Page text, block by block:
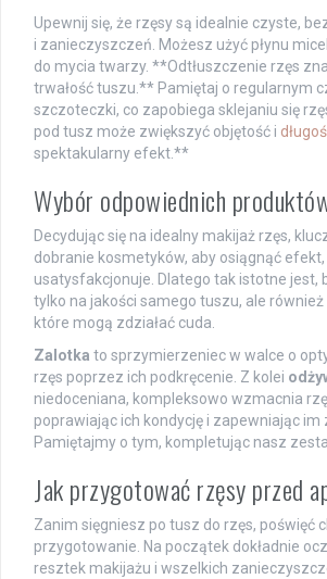
Upewnij się, że rzęsy są idealnie czyste,
i zanieczyszczeń. Możesz użyć płynu
do mycia twarzy. **Odtłuszczenie rzęs
trwałość tuszu.** Pamiętaj o regularnym
szczoteczki, co zapobiega sklejaniu się
pod tusz może zwiększyć objętość i
spektakularny efekt.**
Wybór odpowiednich
Decydując się na idealny makijaż rzęs,
dobranie kosmetyków, aby osiągnąć efekt,
usatysfakcjonuje. Dlatego tak istotne jest,
tylko na jakości samego tuszu, ale również
które mogą zdziałać cuda.
Zalotka to sprzymierzeniec w walce o
rzęs poprzez ich podkręcenie. Z kolei
niedoceniana, kompleksowo wzmacnia
poprawiając ich kondycję i zapewniając im
Pamiętajmy o tym, kompletując nasz
Jak przygotować rzęsy przed
Zanim sięgniesz po tusz do rzęs, poświęć
przygotowanie. Na początek dokładnie
resztek makijażu i wszelkich